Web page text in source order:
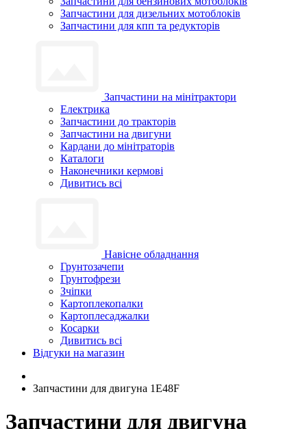
Запчастини для дизельних мотоблоків
Запчастини для кпп та редукторів
Запчастини на мінітрактори
Електрика
Запчастини до тракторів
Запчастини на двигуни
Кардани до мінітраторів
Каталоги
Наконечники кермові
Дивитись всі
Навісне обладнання
Грунтозачепи
Грунтофрези
Зчіпки
Картоплекопалки
Картоплесаджалки
Косарки
Дивитись всі
Відгуки на магазин
Запчастини для двигуна 1Е48F
Запчастини для двигуна